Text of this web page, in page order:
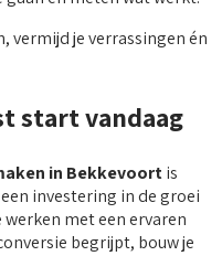
vermijd je verrassingen én
start vandaag
in Bekkevoortis
investering in de groei
met een ervaren
begrijpt, bouw je